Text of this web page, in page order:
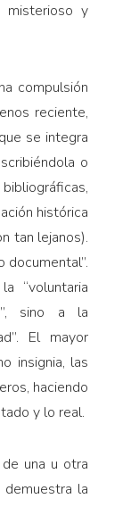
misterioso y
compulsión
reciente,
se integra
o
histórica
tan lejanos).
documental”.
“voluntaria
sino a la
El mayor
insignia, las
haciendo
y lo real.
una u otra
la